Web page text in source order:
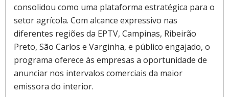
consolidou como uma plataforma estratégica para o
setor agrícola. Com alcance expressivo nas
diferentes regiões da EPTV, Campinas, Ribeirão
Preto, São Carlos e Varginha, e público engajado, o
programa oferece às empresas a oportunidade de
anunciar nos intervalos comerciais da maior
emissora do interior.